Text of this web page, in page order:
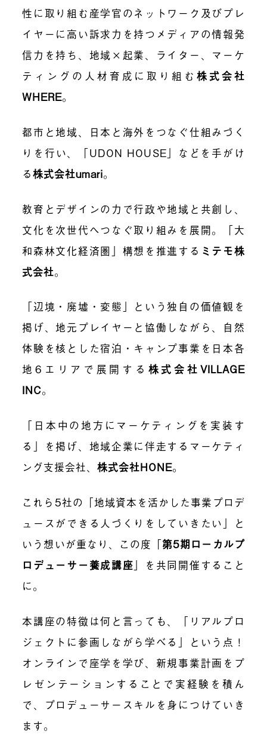
性に取り組む産学官のネットワーク及びプレ
イヤーに高い訴求力を持つメディアの情報発
信力を持ち、地域×起業、ライター、マーケ
ティングの人材育成に取り組む 株式会社
WHERE。
都市と地域、日本と海外をつなぐ仕組みづく
りを行い、「UDON HOUSE」などを手がけ
る株式会社umari。
教育とデザインの力で行政や地域と共創し、
文化を次世代へつなぐ取り組みを展開。「大
和森林文化経済圏」構想を推進する ミテモ株
式会社。
「辺境・廃墟・変態」という独自の価値観を
掲げ、地元プレイヤーと協働しながら、自然
体験を核とした宿泊・キャンプ事業を日本各
地6エリアで展開する 株式会社VILLAGE
INC。
「日本中の地方にマーケティングを実装す
る」を掲げ、地域企業に伴走するマーケティ
ング支援会社、株式会社HONE。
これら5社の「地域資本を活かした事業プロデ
ュースができる人づくりをしていきたい」と
いう想いが重なり、この度「第5期ローカルプ
ロデューサー養成講座 」を共同開催すること
に。
本講座の特徴は何と言っても、「リアルプロ
ジェクトに参画しながら学べる」という点！
オンラインで座学を学び、新規事業計画をプ
レゼンテーションすることで実経験を積ん
で、プロデューサースキルを身につけていき
ます。